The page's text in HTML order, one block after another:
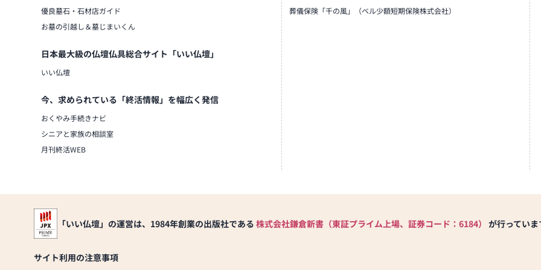
優良墓石・石材店ガイド
お墓の引越し＆墓じまいくん
日本最大級の仏壇仏具総合サイト「いい仏壇」
いい仏壇
今、求められている「終活情報」を幅広く発信
おくやみ手続きナビ
シニアと家族の相談室
月刊終活WEB
葬儀保険「千の風」（ベル少額短期保険株式会社）
「いい仏壇」の運営は、1984年創業の出版社である 株式会社鎌倉新書（東証プライム上場、証券コード：6184） が行っていま
サイト利用の注意事項